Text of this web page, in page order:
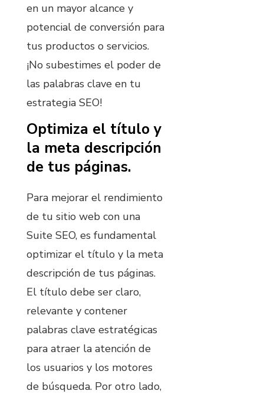
en un mayor alcance y
potencial de conversión para
tus productos o servicios.
¡No subestimes el poder de
las palabras clave en tu
estrategia SEO!
Optimiza el título y
la meta descripción
de tus páginas.
Para mejorar el rendimiento
de tu sitio web con una
Suite SEO, es fundamental
optimizar el título y la meta
descripción de tus páginas.
El título debe ser claro,
relevante y contener
palabras clave estratégicas
para atraer la atención de
los usuarios y los motores
de búsqueda. Por otro lado,